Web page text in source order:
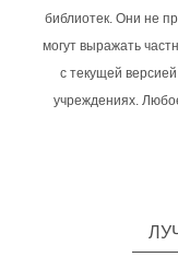
библиотек. Они не
могут выражать
с текущей
учреждениях.